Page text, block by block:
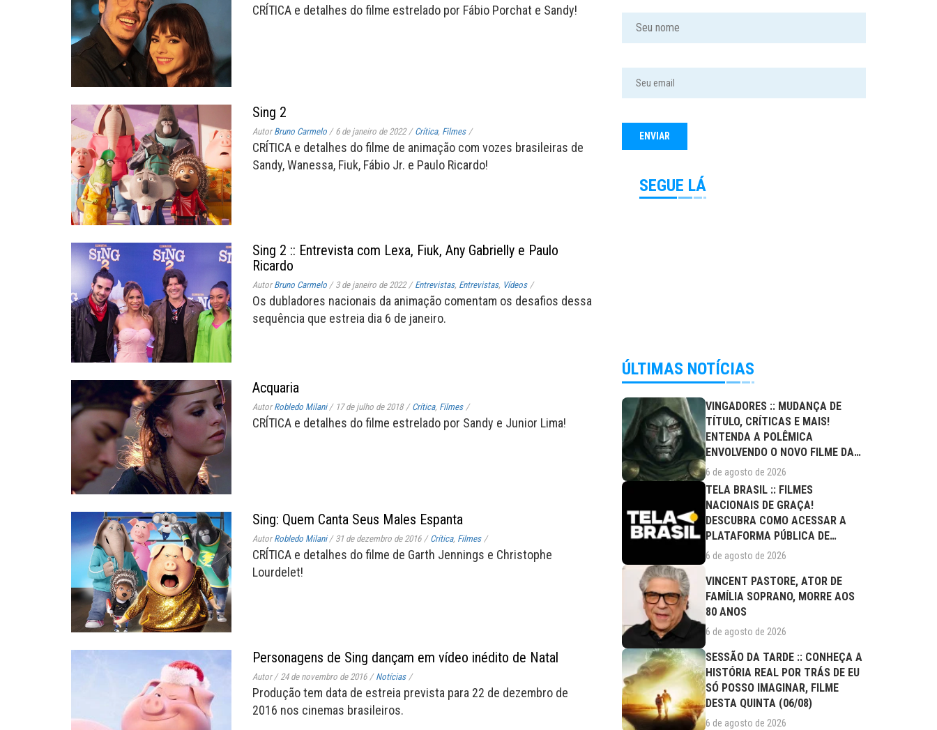
CRÍTICA e detalhes do filme estrelado por Fábio Porchat e Sandy!
Sing 2
AutorBruno Carmelo / 6 de janeiro de 2022 / Crítica, Filmes /
CRÍTICA e detalhes do filme de animação com vozes brasileiras de
Sandy, Wanessa, Fiuk, Fábio Jr. e Paulo Ricardo!
Sing 2 :: Entrevista com Lexa, Fiuk, Any Gabrielly e Paulo
Ricardo
AutorBruno Carmelo / 3 de janeiro de 2022 / Entrevistas, Entrevistas, Vídeos /
Os dubladores nacionais da animação comentam os desafios dessa
sequência que estreia dia 6 de janeiro.
Acquaria
AutorRobledo Milani / 17 de julho de 2018 / Crítica, Filmes /
CRÍTICA e detalhes do filme estrelado por Sandy e Junior Lima!
Sing: Quem Canta Seus Males Espanta
AutorRobledo Milani / 31 de dezembro de 2016 / Crítica, Filmes /
CRÍTICA e detalhes do filme de Garth Jennings e Christophe
Lourdelet!
Personagens de Sing dançam em vídeo inédito de Natal
Autor/ 24 de novembro de 2016 / Notícias /
Produção tem data de estreia prevista para 22 de dezembro de
2016 nos cinemas brasileiros.
SEGUE LÁ
ÚLTIMAS NOTÍCIAS
VINGADORES :: MUDANÇA DE
TÍTULO, CRÍTICAS E MAIS!
ENTENDA A POLÊMICA
ENVOLVENDO O NOVO FILME DA
MARVEL
6 de agosto de 2026
TELA BRASIL :: FILMES
NACIONAIS DE GRAÇA!
DESCUBRA COMO ACESSAR A
PLATAFORMA PÚBLICA DE
STREAMING
6 de agosto de 2026
VINCENT PASTORE, ATOR DE
FAMÍLIA SOPRANO, MORRE AOS
80 ANOS
6 de agosto de 2026
SESSÃO DA TARDE :: CONHEÇA A
HISTÓRIA REAL POR TRÁS DE EU
SÓ POSSO IMAGINAR, FILME
DESTA QUINTA (06/08)
6 de agosto de 2026